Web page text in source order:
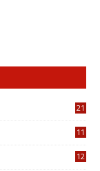
21
11
12